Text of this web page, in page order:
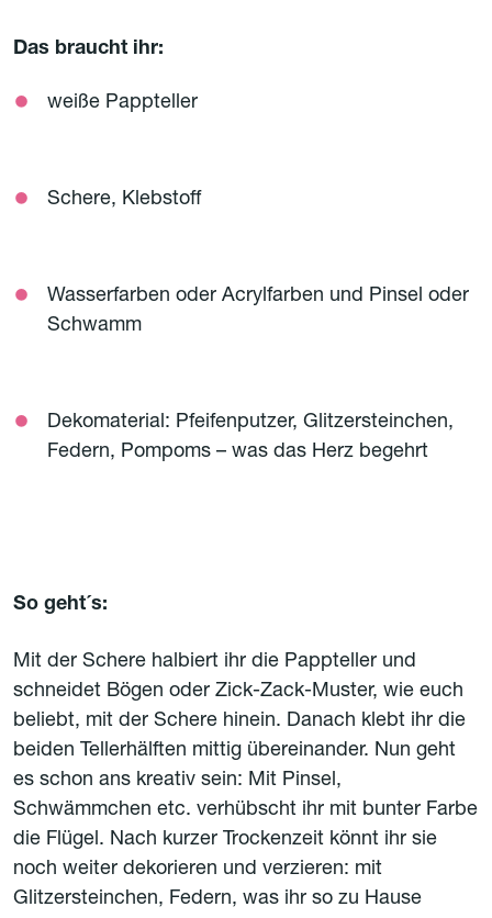
Das braucht ihr:
weiße Pappteller
Schere, Klebstoff
Wasserfarben oder Acrylfarben und Pinsel oder
Schwamm
Dekomaterial: Pfeifenputzer, Glitzersteinchen,
Federn, Pompoms – was das Herz begehrt
So geht´s:
Mit der Schere halbiert ihr die Pappteller und
schneidet Bögen oder Zick-Zack-Muster, wie euch
beliebt, mit der Schere hinein. Danach klebt ihr die
beiden Tellerhälften mittig übereinander. Nun geht
es schon ans kreativ sein: Mit Pinsel,
Schwämmchen etc. verhübscht ihr mit bunter Farbe
die Flügel. Nach kurzer Trockenzeit könnt ihr sie
noch weiter dekorieren und verzieren: mit
Glitzersteinchen, Federn, was ihr so zu Hause